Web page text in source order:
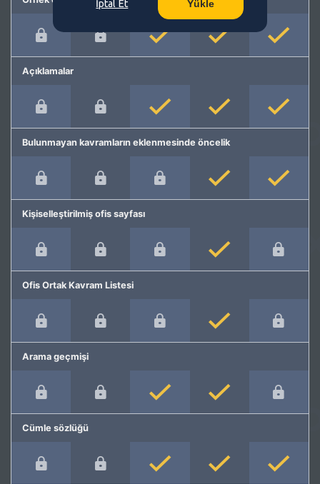
Açıklamalar
Bulunmayan kavramların eklenmesinde öncelik
Kişiselleştirilmiş ofis sayfası
Ofis Ortak Kavram Listesi
Arama geçmişi
Cümle sözlüğü
İptal Et Yükle